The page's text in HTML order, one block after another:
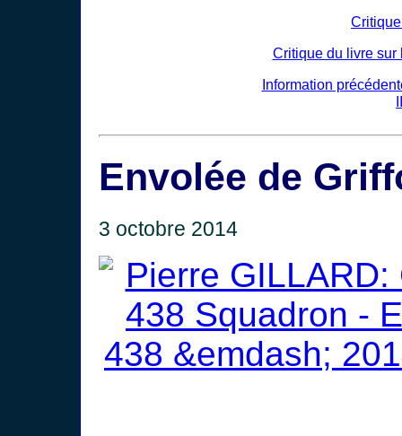
Critique du livre
Information
Envolée de
3 octobre 2014